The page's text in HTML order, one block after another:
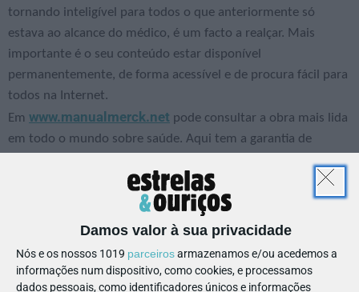
Damos valor à sua privacidade
Nós e os nossos 1019 parceirosarmazenamos e/ou acedemos a
informações num dispositivo, como cookies, e processamos
dados pessoais, como identificadores únicos e informações
tornando inteligível para todos o que anteriormente só
estava ao alcance do médico, é um facto a realçar. Mais
importante é o seu conteúdo estar disponível
permanentemente, de forma acessível e de procura fácil para
todos na Internet.
Em www.manualmerck.net pode consultar a obra mais lida
em todo o mundo sobre saúde. Aqui tem a garantia de
dúvidas, atuar em casos menos graves ou informar-se de
modo a facilitar o diálogo com o seu médico, promovendo
assim o cuidado e bem-estar da sua família.
Nota: a Secção 23 é inteiramente dedicada a “Problemas de
Saúde na Infância”.